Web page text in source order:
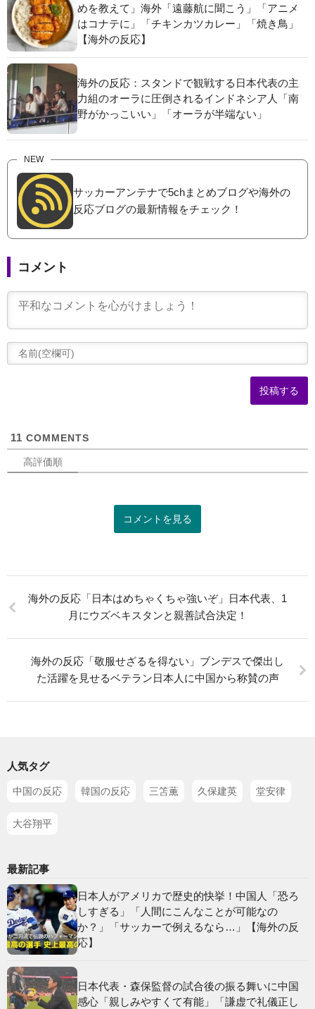
めを教えて」海外「遠藤航に聞こう」「アニメ
はコナテに」「チキンカツカレー」「焼き鳥」
【海外の反応】
海外の反応：スタンドで観戦する日本代表の主
力組のオーラに圧倒されるインドネシア人「南
野がかっこいい」「オーラが半端ない」
NEW
サッカーアンテナで5chまとめブログや海外の
反応ブログの最新情報をチェック！
コメント
11 COMMENTS
高評価順
コメントを見る
海外の反応「日本はめちゃくちゃ強いぞ」日本代表、1
月にウズベキスタンと親善試合決定！
海外の反応「敬服せざるを得ない」ブンデスで傑出し
た活躍を見せるベテラン日本人に中国から称賛の声
人気タグ
中国の反応 韓国の反応 三笘薫 久保建英 堂安律
大谷翔平
最新記事
日本人がアメリカで歴史的快挙！中国人「恐ろ
しすぎる」「人間にこんなことが可能なの
か？」「サッカーで例えるなら…」【海外の反
応】
日本代表・森保監督の試合後の振る舞いに中国
感心「親しみやすくて有能」「謙虚で礼儀正し